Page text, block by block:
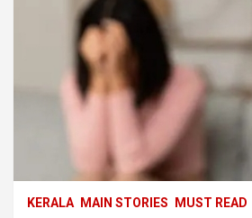
KERALA MAIN STORIES MUST READ